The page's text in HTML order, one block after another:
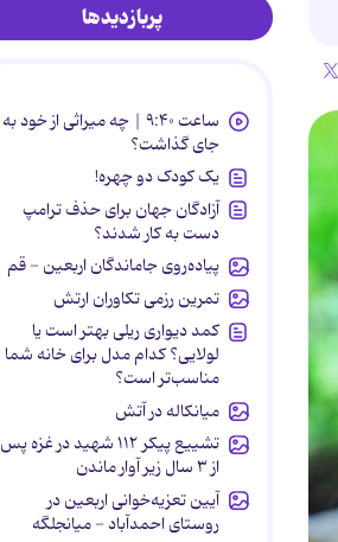
پربازدیدها
ساعت ۹:۴۰ | چه میراثی از خود به
جای گذاشت؟
یک کودک دو چهره!
آزادگان جهان برای حذف ترامپ
دست به کار شدند؟
پیاده‌روی جاماندگان اربعین - قم
تمرین رزمی تکاوران ارتش
کمد دیواری ریلی بهتر است یا
لولایی؟ کدام مدل برای خانه شما
مناسب‌تر است؟
میانکاله در آتش
تشییع پیکر ۱۱۲ شهید در غزه پس
از ۳ سال زیر آوار ماندن
آیین تعزیه‌خوانی اربعین در
روستای احمدآباد - میانجلگه